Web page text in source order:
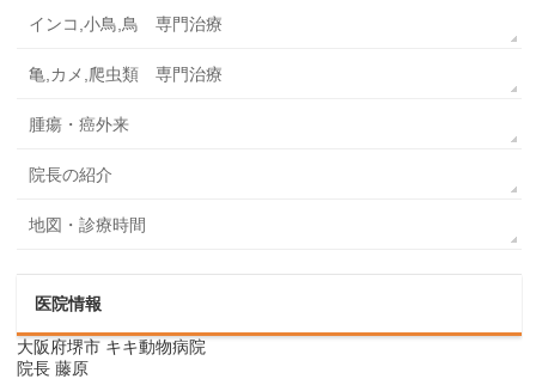
インコ,小鳥,鳥 専門治療
亀,カメ,爬虫類 専門治療
腫瘍・癌外来
院長の紹介
地図・診療時間
医院情報
大阪府堺市 キキ動物病院
院長 藤原